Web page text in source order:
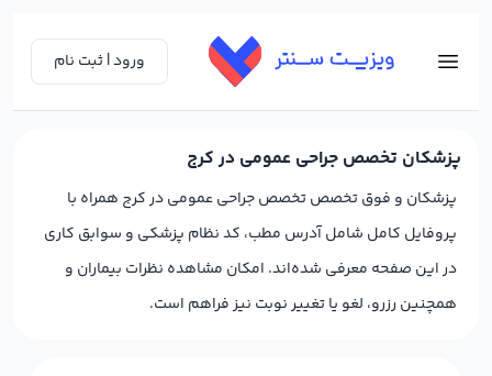
ورود | ثبت نام
پزشکان تخصص جراحی عمومی در کرج
پزشکان و فوق تخصص تخصص جراحی عمومی در کرج همراه با
پروفایل کامل شامل آدرس مطب، کد نظام پزشکی و سوابق کاری
در این صفحه معرفی شده‌اند. امکان مشاهده نظرات بیماران و
همچنین رزرو، لغو یا تغییر نوبت نیز فراهم است.